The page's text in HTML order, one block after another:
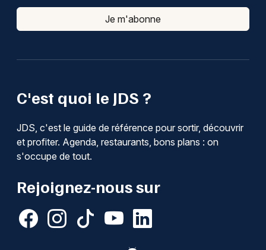
C'est quoi le JDS ?
JDS, c'est le guide de référence pour sortir, découvrir
et profiter. Agenda, restaurants, bons plans : on
s'occupe de tout.
Rejoignez-nous sur
Je m'abonne